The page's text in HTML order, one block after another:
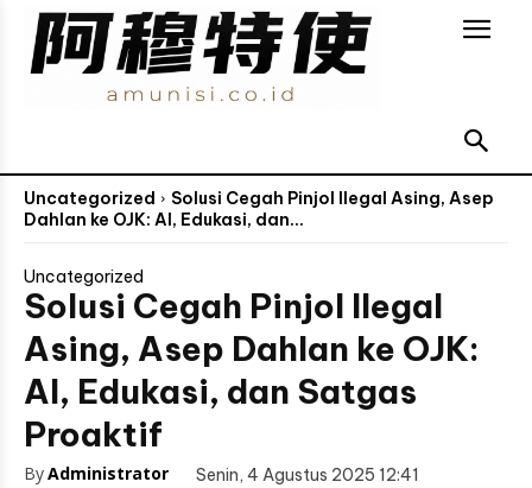
Uncategorized
Solusi Cegah Pinjol Ilegal Asing, Asep
Dahlan ke OJK: AI, Edukasi, dan...
Uncategorized
Solusi Cegah Pinjol Ilegal
Asing, Asep Dahlan ke OJK:
AI, Edukasi, dan Satgas
Proaktif
ByAdministrator Senin, 4 Agustus 2025 12:41